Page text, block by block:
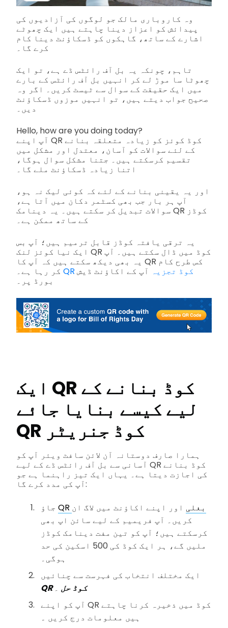
وہ کاروباری مالک جو لوگوں کی آزادیوں کی
پیدائش کو اعزاز دینا چاہتے ہیں ایک چھوٹے
اشارے کے ساتھ، گاہکوں کو ڈسکاؤنٹ دینا کام
کرے گا۔
تاہم، چونکہ یہ بل آف رائٹس ڈے ہے، تو ایک
چھوٹا سا موڑ لے کر انہیں بل آف رائٹس کے بارے
میں ایک حقیقت کے سوال سے ٹیسٹ کریں۔ اگر وہ
صحیح جواب دیتے ہیں، تو انہیں موزوں ڈسکاؤنٹ
دیں۔
Hello, how are you doing today?
آپ اپنے QR کوڈ کوئز کو زیادہ متعلقہ بنانے
کے لئے سوالات کو آسان، معتدل اور مشکل میں
تقسیم کرسکتے ہیں۔ جتنا مشکل سوال ہوگا،
اتنا زیادہ ڈسکاؤنٹ ملے گا۔
اور یہ یقینی بنانے کے لئے کہ کوئی لیک نہ ہو،
آپ ہر بار جب بھی کسٹمر دکان میں آتا ہے،
سوالات تبدیل کر سکتے ہیں۔ یہ دینامک QR کوڈز
کے ساتھ ممکن ہے۔
یہ ترقی یافتہ کوڈز قابل ترمیم ہیں؛ آپ بس
ایک نیا کوئز لنک QR کوڈ میں ڈال سکتے ہیں۔ آپ
یہ بھی دیکھ سکتے ہیں کہ آپ کا QR کس طرح کام
QR کوڈ تجزیہ آپ کے اکاؤنٹ ڈیش
بورڈ پر۔
ایک QR کوڈ بنانے کے
لیے کیسے بنایا جائے
QR کوڈ جنریٹر
ہمارا صارف دوستانہ آن لائن سافٹ ویئر آپ کو
آسانی سے بل آف رائٹس ڈے کے لیے QR کوڈ بنانے
کی اجازت دیتا ہے۔ یہاں ایک تیز راہنما ہے جو
آپ کی مدد کرے گا:
QR بغلی اور اپنے اکاؤنٹ میں لاگ ان
کریں۔ آپ فریمیم کے لیے سائن اپ بھی
کرسکتے ہیں؛ آپ کو تین مفت دینامک کوڈز
ملیں گے، ہر ایک کوڈ کی 500 اسکین کی حد
ہوگی۔
ایک مختلف انتخاب کی فہرست سے چنائیں
QR کوڈ حل ۔
آپ کو اپنے QR کوڈ میں ذخیرہ کرنا چاہتے
ہیں معلومات درج کریں ۔